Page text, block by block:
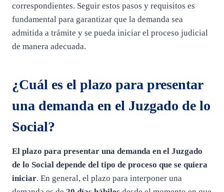
correspondientes. Seguir estos pasos y requisitos es
fundamental para garantizar que la demanda sea
admitida a trámite y se pueda iniciar el proceso judicial
de manera adecuada.
¿Cuál es el plazo para presentar
una demanda en el Juzgado de lo
Social?
El plazo para presentar una demanda en el Juzgado
de lo Social depende del tipo de proceso que se quiera
iniciar. En general, el plazo para interponer una